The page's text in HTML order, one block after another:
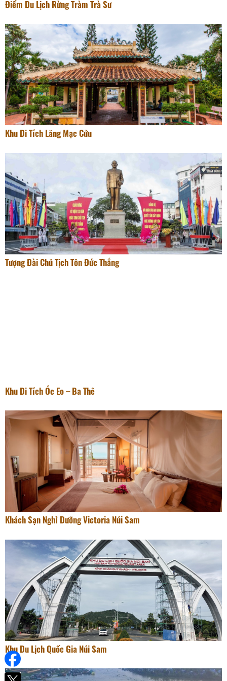
Điểm Du Lịch Rừng Tràm Trà Sư
Khu Di Tích Lăng Mạc Cửu
Tượng Đài Chủ Tịch Tôn Đức Thắng
Khu Di Tích Óc Eo – Ba Thê
Khách Sạn Nghỉ Dưỡng Victoria Núi Sam
Khu Du Lịch Quốc Gia Núi Sam